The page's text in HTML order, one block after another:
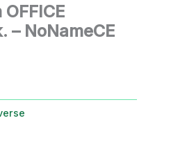
– NoNameCE